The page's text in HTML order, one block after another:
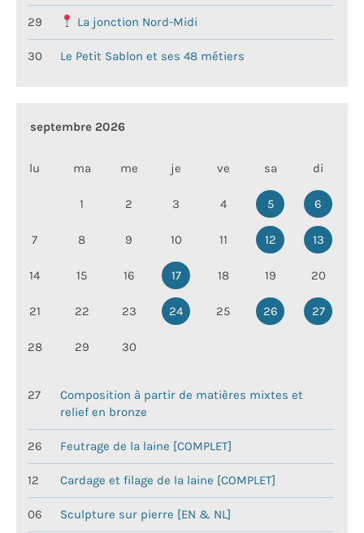
29 La jonction Nord-Midi
30 Le Petit Sablon et ses 48 métiers
septembre 2026
lu ma me je ve sa di
1 2 3 4 5 6
7 8 9 10 11 12 13
14 15 16 17 18 19 20
21 22 23 24 25 26 27
28 29 30
27
Composition à partir de matières mixtes et
relief en bronze
26 Feutrage de la laine [COMPLET]
12 Cardage et filage de la laine [COMPLET]
06 Sculpture sur pierre [EN & NL]